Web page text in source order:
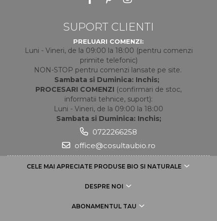
SUPORT CLIENTI
PRELUARI COMENZI:
Luni - Vineri, de la 09:00 la 18:00 (pentru comenzi
primite telefonic)
NON-STOP pentru comenzi lansate pe site.
Sambata si Duminica: Inchis;
PROCESARI COMENZI (confirmari de stoc,
informatii tehnice, suport):
Luni - Vineri, de la 09:00 la 18:00
Sambata si Duminica: Inchis;
0722266258
office@cosultaubio.ro
CELE MAI APRECIATE PRODUSE BIO SI NATURALE
DESPRE NOI
ABONAMENTUL TAU